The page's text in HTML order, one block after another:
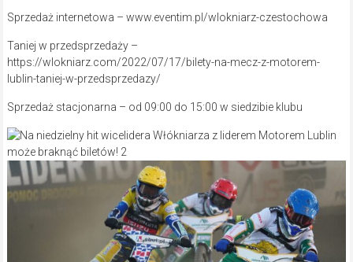
Sprzedaż internetowa – www.eventim.pl/wlokniarz-czestochowa
Taniej w przedsprzedaży –
https://wlokniarz.com/2022/07/17/bilety-na-mecz-z-motorem-
lublin-taniej-w-przedsprzedazy/
Sprzedaż stacjonarna – od 09:00 do 15:00 w siedzibie klubu